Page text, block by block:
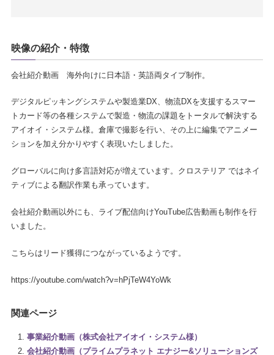
映像の紹介・特徴
会社紹介動画 海外向けに日本語・英語両タイプ制作。
デジタルピッキングシステムや製造業DX、物流DXを支援するスマー
トカード等の各種システムで製造・物流の課題をトータルで解決する
アイオイ・システム様。倉庫で撮影を行い、その上に編集でアニメー
ションを加え分かりやすく表現いたしました。
グローバルに向け多言語対応が増えています。クロステリア ではネイ
ティブによる翻訳作業も承っています。
会社紹介動画以外にも、ライブ配信向けYouTube広告動画も制作を行
いました。
こちらはリード獲得につながっているようです。
https://youtube.com/watch?v=hPjTeW4YoWk
関連ページ
事業紹介動画（株式会社アイオイ・システム様）
会社紹介動画（プライムプラネット エナジー&ソリューションズ